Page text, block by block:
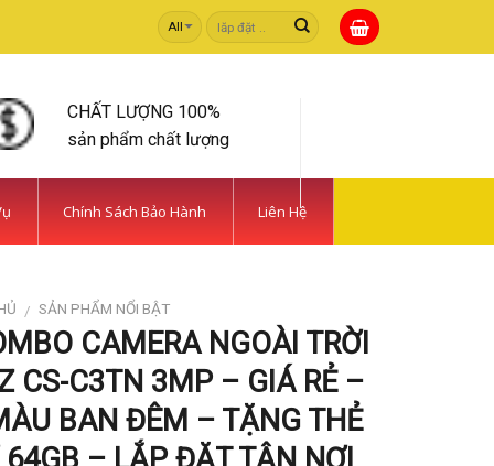
Tìm
kiếm:
CHẤT LƯỢNG 100%
sản phẩm chất lượng
Chính Sách Bảo Hành Liên Hệ
/ SẢN PHẨM NỔI BẬT
CAMERA NGOÀI TRỜI
CS-C3TN 3MP – GIÁ RẺ –
BAN ĐÊM – TẶNG THẺ